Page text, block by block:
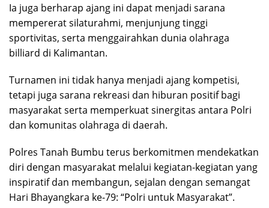
Ia juga berharap ajang ini dapat menjadi sarana
mempererat silaturahmi, menjunjung tinggi
sportivitas, serta menggairahkan dunia olahraga
billiard di Kalimantan.
Turnamen ini tidak hanya menjadi ajang kompetisi,
tetapi juga sarana rekreasi dan hiburan positif bagi
masyarakat serta memperkuat sinergitas antara Polri
dan komunitas olahraga di daerah.
Polres Tanah Bumbu terus berkomitmen mendekatkan
diri dengan masyarakat melalui kegiatan-kegiatan yang
inspiratif dan membangun, sejalan dengan semangat
Hari Bhayangkara ke-79: “Polri untuk Masyarakat”.